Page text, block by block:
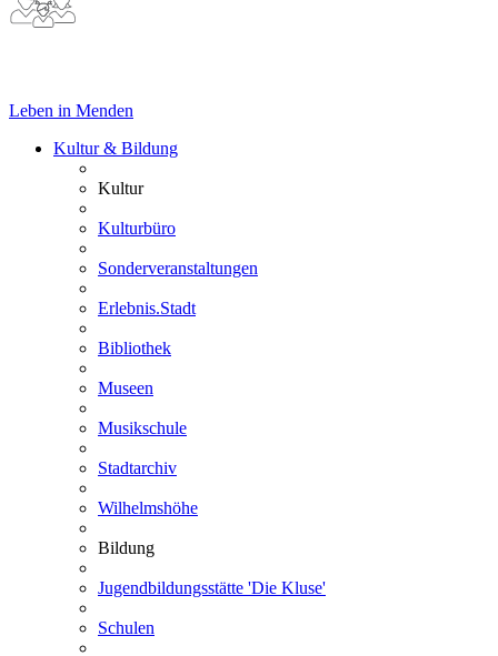
Leben in Menden
Kultur & Bildung
Kultur
Kulturbüro
Sonderveranstaltungen
Erlebnis.Stadt
Bibliothek
Museen
Musikschule
Stadtarchiv
Wilhelmshöhe
Bildung
Jugendbildungsstätte 'Die Kluse'
Schulen